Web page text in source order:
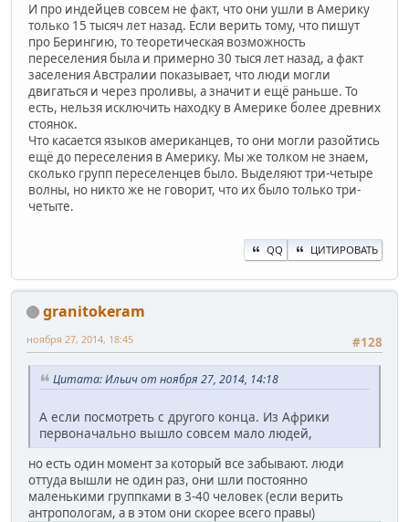
И про индейцев совсем не факт, что они ушли в Америку
только 15 тысяч лет назад. Если верить тому, что пишут
про Берингию, то теоретическая возможность
переселения была и примерно 30 тыся лет назад, а факт
заселения Австралии показывает, что люди могли
двигаться и через проливы, а значит и ещё раньше. То
есть, нельзя исключить находку в Америке более древних
стоянок.
Что касается языков американцев, то они могли разойтись
ещё до переселения в Америку. Мы же толком не знаем,
сколько групп переселенцев было. Выделяют три-четыре
волны, но никто же не говорит, что их было только три-
четыте.
QQ ЦИТИРОВАТЬ
granitokeram
#128
ноября 27, 2014, 18:45
Цитата: Ильич от ноября 27, 2014, 14:18
А если посмотреть с другого конца. Из Африки
первоначально вышло совсем мало людей,
но есть один момент за который все забывают. люди
оттуда вышли не один раз, они шли постоянно
маленькими группками в 3-40 человек (если верить
антропологам, а в этом они скорее всего правы)